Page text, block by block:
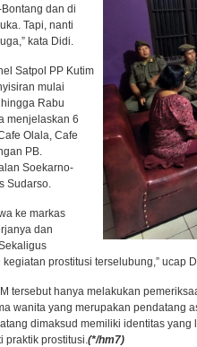
dan di
Tapi, nanti
kata Didi.
Satpol PP Kutim
mulai
Rabu
menjelaskan 6
Olala, Cafe
PB.
Soekarno-
Sudarso.
ke markas
dan
prostitusi terselubung,” ucap
tersebut hanya melakukan
wanita yang merupakan pendatang
dimaksud memiliki identitas yang
praktik prostitusi.(*/hm7)